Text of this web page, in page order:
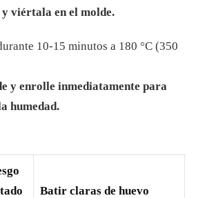
viértala en el molde.
10-15 minutos a 180 °C (350
y enrolle inmediatamente para
humedad.
Batir claras de huevo